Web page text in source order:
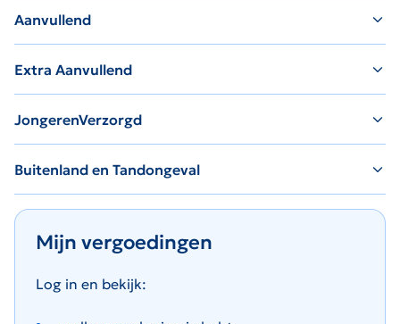
Aanvullend
Extra Aanvullend
JongerenVerzorgd
Buitenland en Tandongeval
Mijn vergoedingen
Log in en bekijk: